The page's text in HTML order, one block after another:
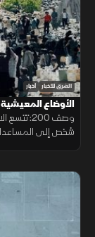
الشرق للأخبار أخبار
الأوضاع
شخص إلى